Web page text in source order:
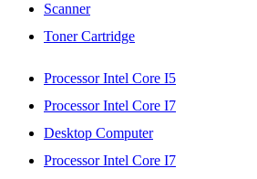
Scanner
Toner Cartridge
Processor Intel Core I5
Processor Intel Core I7
Desktop Computer
Processor Intel Core I7